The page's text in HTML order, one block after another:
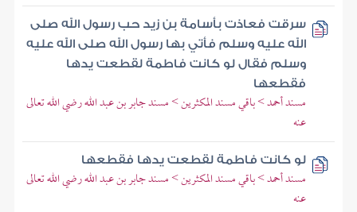
سرقت فعاذت بأسامة بن زيد حب رسول الله صلى
الله عليه وسلم فأتي بها رسول الله صلى الله عليه
وسلم فقال لو كانت فاطمة لقطعت يدها
فقطعها
مسند أحمد > باقي مسند المكثرين > مسند جابر بن عبد الله رضي الله تعالى
عنه
لو كانت فاطمة لقطعت يدها فقطعها
مسند أحمد > باقي مسند المكثرين > مسند جابر بن عبد الله رضي الله تعالى
عنه